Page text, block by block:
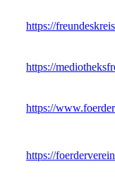
https://
https://
https://
https://